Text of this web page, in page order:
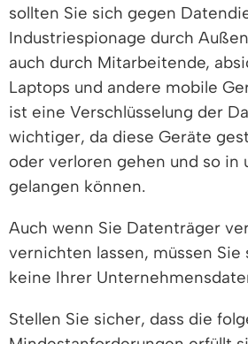
sollten Sie sich gegen
Industriespionage durch
auch durch Mitarbeitende,
Laptops und andere mobile
ist eine Verschlüsselung der
wichtiger, da diese Geräte
oder verloren gehen und so in
gelangen können.
Auch wenn Sie Datenträger
vernichten lassen, müssen Sie
keine Ihrer
Stellen Sie sicher, dass die